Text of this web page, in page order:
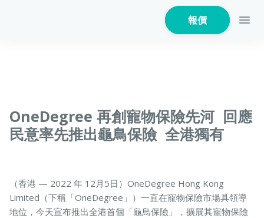
報價
火險
OneDegree 再創寵物保險先河 回應
民意率先推出龜鳥保險 全港獨有
（香港 — 2022 年 12月5日）OneDegree Hong Kong
Limited（下稱「OneDegree」）一直在寵物保險市場具領導
地位，今天宣布推出全港首個「龜鳥保險」，擴展其寵物保險